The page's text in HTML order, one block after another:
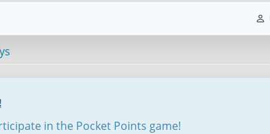
in the Pocket Points game!